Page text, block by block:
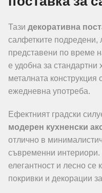
Тази декоративна
салфетките подредени,
представени по време
е удобна за стандартни
металната конструкция
ежедневна употреба.
Ефектният градски
модерен кухненски
отлично в
съвременни
елегантност и лесно се
покривки и декорации